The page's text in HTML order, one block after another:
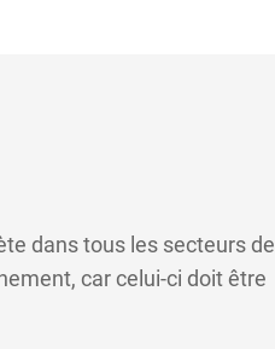
dans tous les secteurs de
car celui-ci doit être